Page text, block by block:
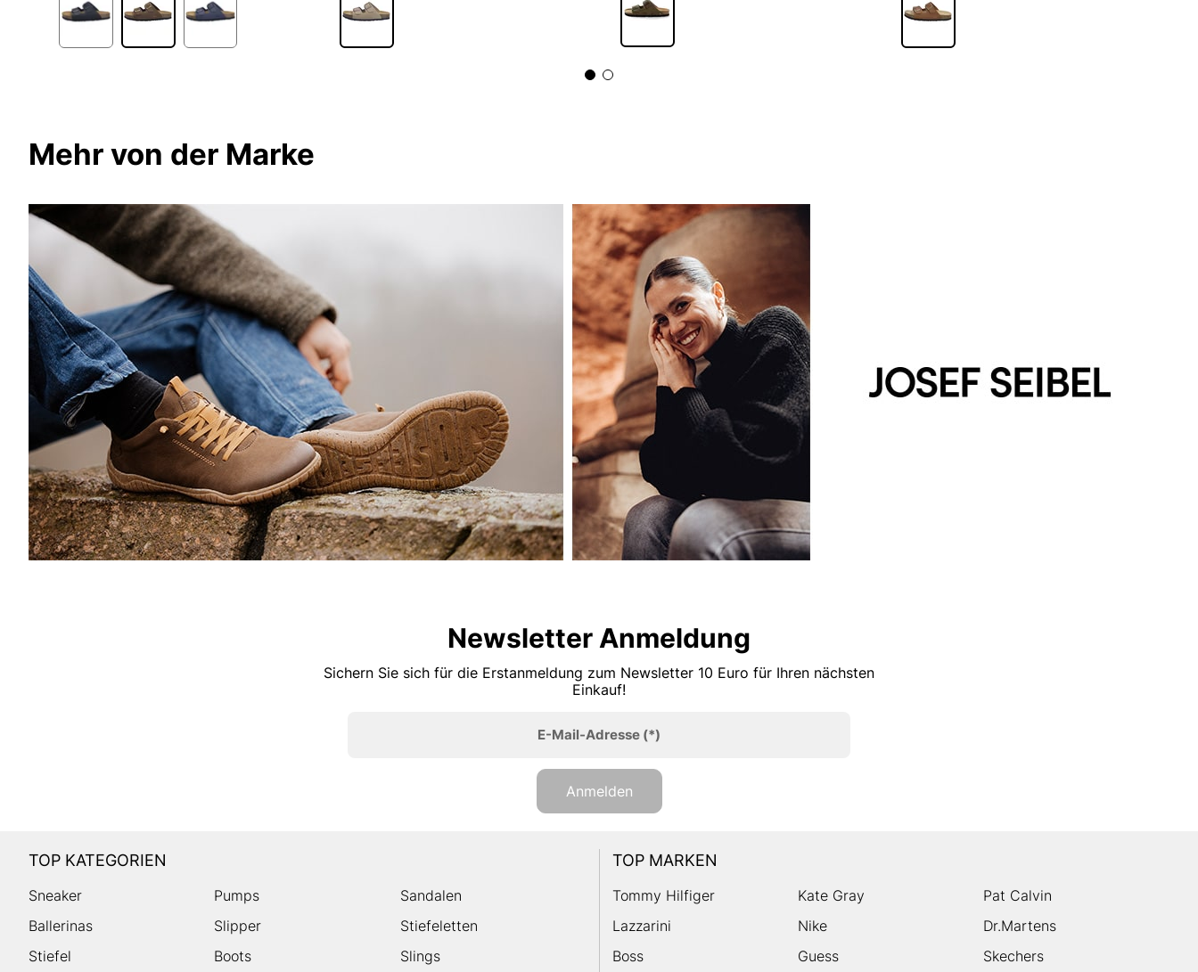
Mehr von der Marke
Newsletter Anmeldung
Sichern Sie sich für die Erstanmeldung zum Newsletter 10 Euro für Ihren nächsten
Einkauf!
E-Mail-Adresse(*)
Anmelden
TOP KATEGORIEN
Sneaker Pumps
Sandalen
Ballerinas
Slipper
Stiefeletten
Stiefel
Boots Slings
TOP MARKEN
Tommy Hilfiger Kate Gray
Pat Calvin
Lazzarini
Nike
Dr.Martens
Boss
Guess Skechers